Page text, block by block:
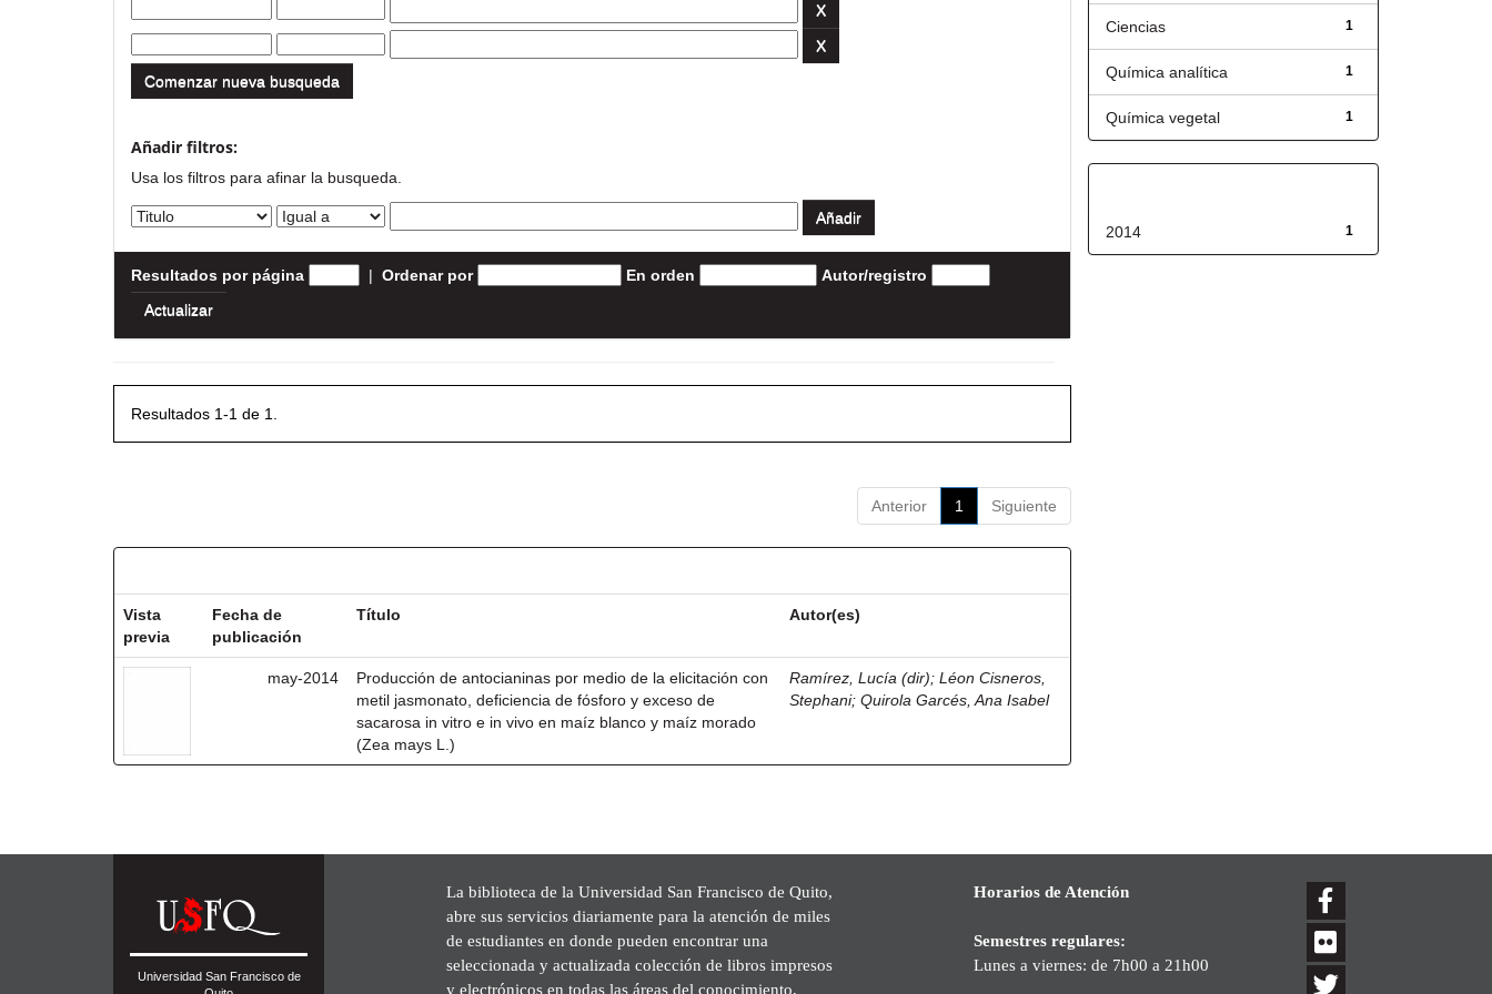
Comenzar nueva busqueda
Añadir filtros:
Usa los filtros para afinar la busqueda.
Resultados por página | Ordenar por En orden Autor/registro
Resultados 1-1 de 1.
Anterior 1 Siguiente
Vista
previa
Fecha de
publicación
Título Autor(es)
may-2014
Producción de antocianinas por medio de la elicitación con
metil jasmonato, deficiencia de fósforo y exceso de
sacarosa in vitro e in vivo en maíz blanco y maíz morado
(Zea mays L.)
Ramírez, Lucía (dir);Léon Cisneros,
Stephani;Quirola Garcés, Ana Isabel
1
Ciencias
1
Química analítica
1
Química vegetal
1
2014
Universidad San Francisco de
La biblioteca de la Universidad San Francisco de Quito,
abre sus servicios diariamente para la atención de miles
de estudiantes en donde pueden encontrar una
seleccionada y actualizada colección de libros impresos
y electrónicos en todas las áreas del conocimiento,
Horarios de Atención
Semestres regulares:
Lunes a viernes: de 7h00 a 21h00